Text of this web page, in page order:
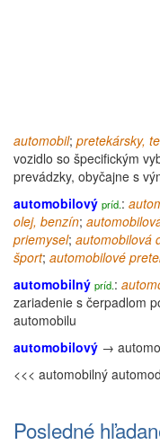
automobil; pretekársky,
vozidlo so špecifickým
prevádzky, obyčajne s
automobilový príd.:
olej, benzín;
priemysel; automobilová
šport; automobilové
automobilný príd.:
zariadenie s čerpadlom
automobilu
automobilový →
<<< automobilný
Posledné